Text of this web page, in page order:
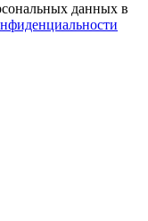
данных в